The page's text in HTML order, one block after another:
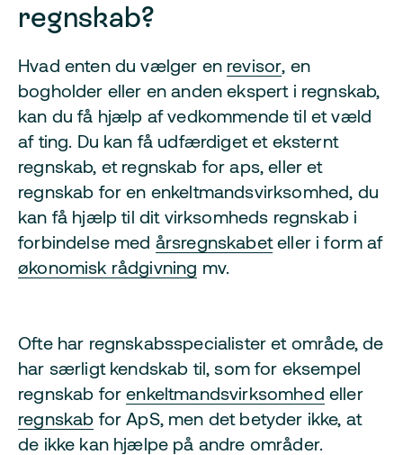
regnskab?
Hvad enten du vælger en revisor, en
bogholder eller en anden ekspert i regnskab,
kan du få hjælp af vedkommende til et væld
af ting. Du kan få udfærdiget et eksternt
regnskab, et regnskab for aps, eller et
regnskab for en enkeltmandsvirksomhed, du
kan få hjælp til dit virksomheds regnskab i
forbindelse med årsregnskabeteller i form af
økonomisk rådgivning mv.
Ofte har regnskabsspecialister et område, de
har særligt kendskab til, som for eksempel
regnskab forenkeltmandsvirksomhed eller
regnskab for ApS, men det betyder ikke, at
de ikke kan hjælpe på andre områder.